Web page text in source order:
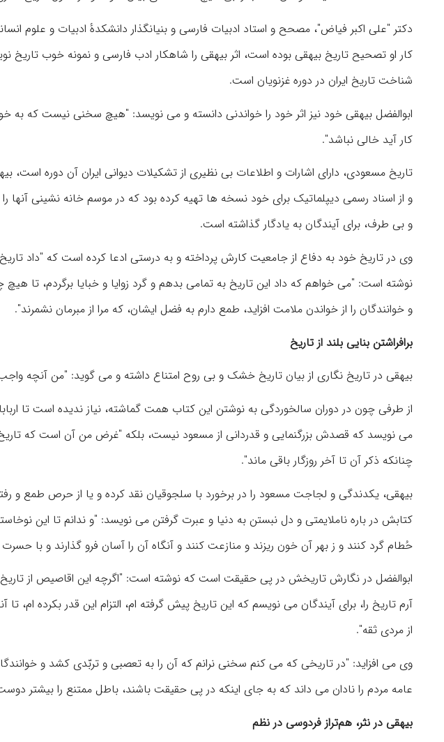
دکتر "علی اکبر فیاض"، مصحح و استاد ادبیات فارسی و بنیانگذار دانشکدهٔ ادبیات و علوم
کار او تصحیح تاریخ بیهقی بوده‌ است،‌ اثر بیهقی را شاهکار ادب فارسی و نمونه خوب تاریخ
شناخت تاریخ ایران در دوره غزنویان است.
ابوالفضل بیهقی خود نیز اثر خود را خواندنی دانسته و می نویسد: "هیچ سخنی نیست که به
کار آید خالی نباشد".
تاریخ مسعودی، دارای اشارات و اطلاعات بی نظیری از تشکیلات دیوانی ایران آن دوره
و از اسناد رسمی دیپلماتیک برای خود نسخه ها تهیه کرده بود که در موسم خانه نشینی
و بی طرف، برای آیندگان به یادگار گذاشته است.
وی در تاریخ خود به دفاع از جامعیت کارش پرداخته و به درستی ادعا کرده است که "داد
نوشته است: "می خواهم که داد این تاریخ به تمامی بدهم و گرد زوایا و خبایا برگردم، تا هیچ
و خوانندگان را از خواندن ملامت افزاید، طمع دارم به فضل ایشان، که مرا از مبرمان نشمرند".
برافراشتن بنایی بلند از تاریخ
بیهقی در تاریخ نگاری از بیان تاریخ خشک و بی روح امتناع داشته و می گوید: "من آنچه
از طرفی چون در دوران سالخوردگی به نوشتن این کتاب همت گماشته، نیاز ندیده است تا
می نویسد که قصدش بزرگنمایی و قدردانی از مسعود نیست، بلکه "غرض من آن است که تاریخ
چنانکه ذکر آن تا آخر روزگار باقی ماند".
بیهقی، یکدندگی و لجاجت مسعود را در برخورد با سلجوقیان نقد کرده و یا از حرص طمع و
کتابش در باره ناملایمتی و دل نبستن به دنیا و عبرت گرفتن می نویسد: "و ندانم تا این
حُطام گرد کنند و ز بهر آن خون ریزند و منازعت کنند و آنگاه آن را آسان فرو گذارند و با حسرت
ابوالفضل در نگارش تاریخش در پی حقیقت است که نوشته است: "اگرچه این اقاصیص از
آرم تاریخ را، برای آیندگان می نویسم که این تاریخ پیش گرفته ام، التزام این قدر بکرده
از مردی ثقه".
وی می افزاید:‌ "در تاریخی که می کنم سخنی نرانم که آن را به تعصبی و تربّدی کشد و
عامه مردم را نادان می داند که به جای اینکه در پی حقیقت باشند، باطل ممتنع را بیشتر
بیهقی در نثر، هم‌تراز فردوسی در نظم